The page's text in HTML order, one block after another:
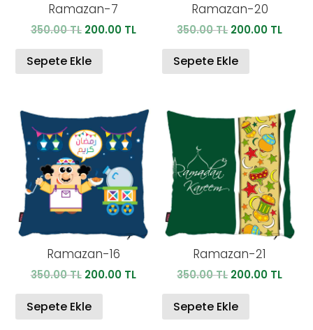
Ramazan-7
350.00TL Orijinal
350.00 TL.
200.00 TLŞu
200.00 TL.
Sepete Ekle
Ramazan-20
350.00TL Orijinal
350.00 TL.
200.00 TLŞu
Sepete Ekle
Ramazan-16
350.00TL Orijinal
350.00 TL.
200.00 TLŞu
200.00 TL.
Sepete Ekle
Ramazan-21
350.00TL Orijinal
350.00 TL.
200.00 TLŞu
Sepete Ekle